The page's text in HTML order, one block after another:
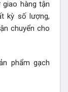
hàng tận
kỳ số lượng,
chuyển cho
phẩm gạch